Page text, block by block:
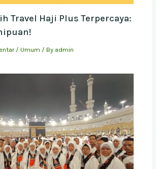
Travel Haji Plus Terpercaya:
/Umum / By admin